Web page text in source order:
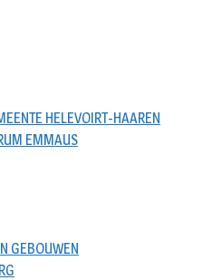
HELEVOIRT-HAAREN
EMMAUS
GEBOUWEN